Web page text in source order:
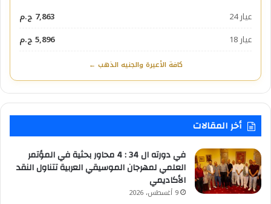
عيار 24
7,863 ج.م
عيار 18
5,896 ج.م
كافة الأعيرة والجنيه الذهب ←
أخر المقالات
في دورته ال 34 : 4 محاور بحثية في المؤتمر
العلمي لمهرجان الموسيقي العربية تتناول النقد
الأكاديمي
9 أغسطس، 2026